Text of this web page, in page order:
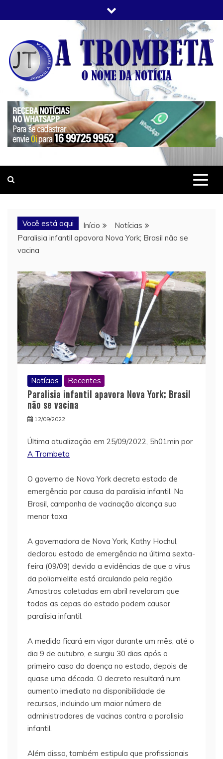
to
JORNAL A TROMBETA
O Nome da Notícia
Você está aqui Início
Notícias
Paralisia infantil apavora Nova York; Brasil não se
vacina
Notícias Recentes
Paralisia infantil apavora Nova York; Brasil
não se vacina
12/09/2022
Última atualização em 25/09/2022, 5h01min por
A Trombeta
O governo de Nova York decreta estado de
emergência por causa da paralisia infantil. No
Brasil, campanha de vacinação alcança sua
menor taxa
A governadora de Nova York, Kathy Hochul,
declarou estado de emergência na última sexta-
feira (09/09) devido a evidências de que o vírus
da poliomielite está circulando pela região.
Amostras coletadas em abril revelaram que
todas as cepas do estado podem causar
paralisia infantil.
A medida ficará em vigor durante um mês, até o
dia 9 de outubro, e surgiu 30 dias após o
primeiro caso da doença no estado, depois de
quase uma década. O decreto resultará num
aumento imediato na disponibilidade de
recursos, incluindo um maior número de
administradores de vacinas contra a paralisia
infantil.
Além disso, também estipula que profissionais